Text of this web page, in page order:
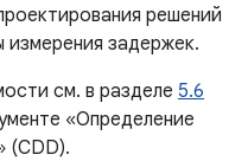
решений
задержек.
см. в разделе 5.6
«Определение
(CDD).